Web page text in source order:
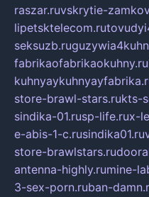
raszar.ruvskrytie-
lipetsktelecom.ru
seksuzb.ru
fabrikaofabrikaokuhny.ru
store-brawl-stars.rukts-
sindika-01.rusp-life.rux-
e-abis-1-c.rusindika01.ru
store-brawlstars.ru
antenna-highly.rumine-
3-sex-porn.ruban-